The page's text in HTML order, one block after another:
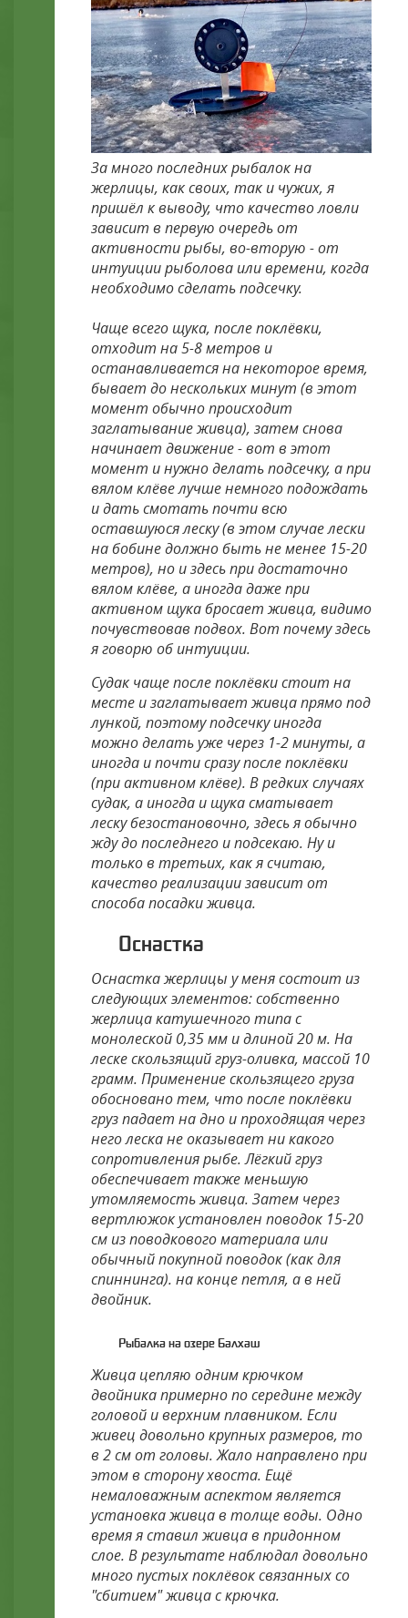
За много последних рыбалок на
жерлицы, как своих, так и чужих, я
пришёл к выводу, что качество ловли
зависит в первую очередь от
активности рыбы, во-вторую - от
интуиции рыболова или времени, когда
необходимо сделать подсечку.
Чаще всего щука, после поклёвки,
отходит на 5-8 метров и
останавливается на некоторое время,
бывает до нескольких минут (в этот
момент обычно происходит
заглатывание живца), затем снова
начинает движение - вот в этот
момент и нужно делать подсечку, а при
вялом клёве лучше немного подождать
и дать смотать почти всю
оставшуюся леску (в этом случае лески
на бобине должно быть не менее 15-20
метров), но и здесь при достаточно
вялом клёве, а иногда даже при
активном щука бросает живца, видимо
почувствовав подвох. Вот почему здесь
я говорю об интуиции.
Судак чаще после поклёвки стоит на
месте и заглатывает живца прямо под
лункой, поэтому подсечку иногда
можно делать уже через 1-2 минуты, а
иногда и почти сразу после поклёвки
(при активном клёве). В редких случаях
судак, а иногда и щука сматывает
леску безостановочно, здесь я обычно
жду до последнего и подсекаю. Ну и
только в третьих, как я считаю,
качество реализации зависит от
способа посадки живца.
Оснастка
Оснастка жерлицы у меня состоит из
следующих элементов: собственно
жерлица катушечного типа с
монолеской 0,35 мм и длиной 20 м. На
леске скользящий груз-оливка, массой 10
грамм. Применение скользящего груза
обосновано тем, что после поклёвки
груз падает на дно и проходящая через
него леска не оказывает ни какого
сопротивления рыбе. Лёгкий груз
обеспечивает также меньшую
утомляемость живца. Затем через
вертлюжок установлен поводок 15-20
см из поводкового материала или
обычный покупной поводок (как для
спиннинга). на конце петля, а в ней
двойник.
Рыбалка на озере Балхаш
Живца цепляю одним крючком
двойника примерно по середине между
головой и верхним плавником. Если
живец довольно крупных размеров, то
в 2 см от головы. Жало направлено при
этом в сторону хвоста. Ещё
немаловажным аспектом является
установка живца в толще воды. Одно
время я ставил живца в придонном
слое. В результате наблюдал довольно
много пустых поклёвок связанных со
"сбитием" живца с крючка.